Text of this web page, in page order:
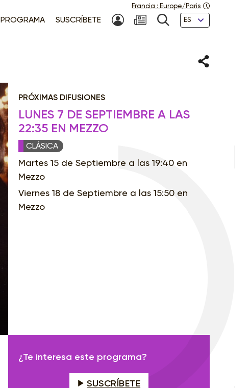
PROGRAMA SUSCRÍBETE MI CUENTANEWSLETTER
BÚSQUEDA
Idiomas
Francia : Europe/Paris
Compartir
PRÓXIMAS DIFUSIONES
LUNES 7 DE SEPTIEMBRE A LAS
22:35 EN MEZZO
CLÁSICA
Martes 15 de Septiembre a las 19:40 en
Mezzo
Viernes 18 de Septiembre a las 15:50 en
Mezzo
¿Te interesa este programa?
SUSCRÍBETE